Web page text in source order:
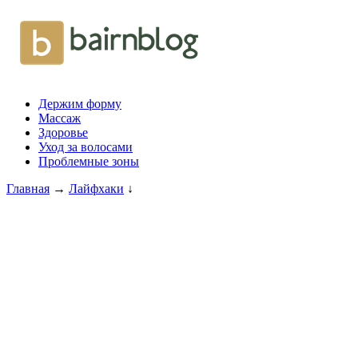
Держим форму
Массаж
Здоровье
Уход за волосами
Проблемные зоны
Главная → Лайфхаки ↓